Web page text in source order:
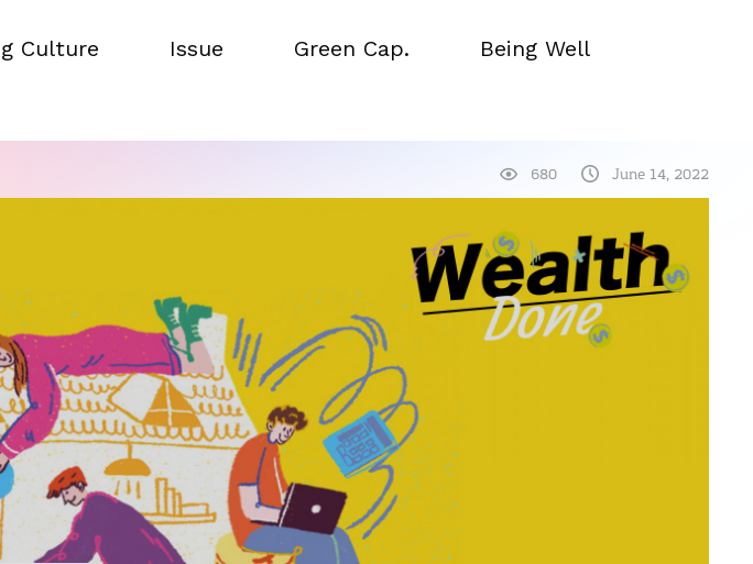
Culture
Issue
Green Cap.
Being Well
680 June 14, 2022